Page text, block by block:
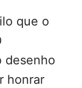
que o
desenho
honrar